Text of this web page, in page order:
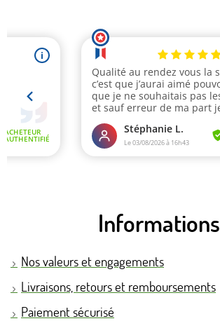
Informations
Nos valeurs et engagements
Livraisons, retours et remboursements
Paiement sécurisé